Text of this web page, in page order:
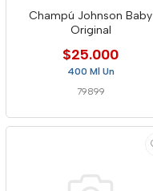
Champú Johnson Baby
Original
$25.000
400 Ml Un
79899